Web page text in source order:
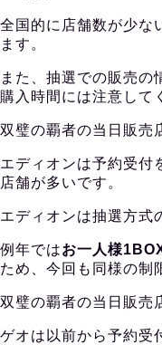
全国的に店舗数が少な
ます。
また、抽選での販売の
購入時間には注意して
双璧の覇者の当日販売
エディオンは予約受付
店舗が多いです。
エディオンは抽選方式
例年ではお一人様
ため、今回も同様の制
双璧の覇者の当日販売
ゲオは以前から予約受